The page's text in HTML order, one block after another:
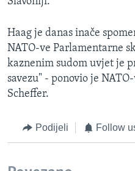
Haag je danas inače
NATO-ve Parlamentarne
kaznenim sudom uvjet je
savezu" - ponovio je
Scheffer.
Podijeli Follow